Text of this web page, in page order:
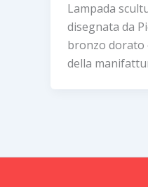
Lampada
disegnata da
bronzo dorato
della